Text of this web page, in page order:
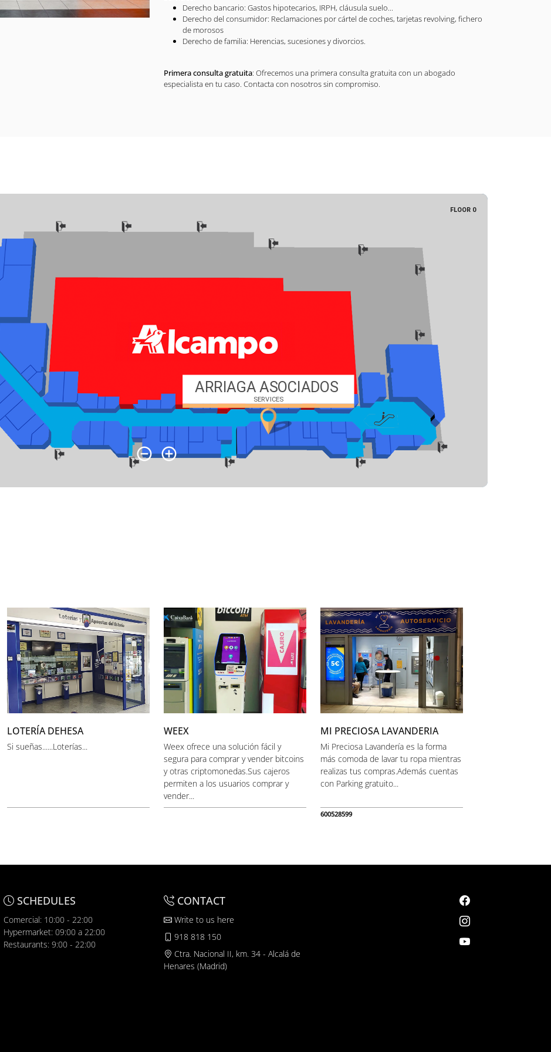
Derecho bancario: Gastos hipotecarios, IRPH, cláusula suelo...
Derecho del consumidor: Reclamaciones por cártel de coches, tarjetas revolving, fichero
de morosos
Derecho de familia: Herencias, sucesiones y divorcios.
Primera consulta gratuita: Ofrecemos una primera consulta gratuita con un abogado
especialista en tu caso. Contacta con nosotros sin compromiso.
LOTERÍA DEHESA
Si sueñas......Loterías...
WEEX
Weex ofrece una solución fácil y
segura para comprar y vender bitcoins
y otras criptomonedas.Sus cajeros
permiten a los usuarios comprar y
vender...
MI PRECIOSA LAVANDERIA
Mi Preciosa Lavandería es la forma
más comoda de lavar tu ropa mientras
realizas tus compras.Además cuentas
con Parking gratuito...
600528599
SCHEDULES
Comercial: 10:00 - 22:00
Hypermarket: 09:00 a 22:00
Restaurants: 9:00 - 22:00
CONTACT
Write to us here
918 818 150
Ctra. Nacional II, km. 34 - Alcalá de
Henares (Madrid)